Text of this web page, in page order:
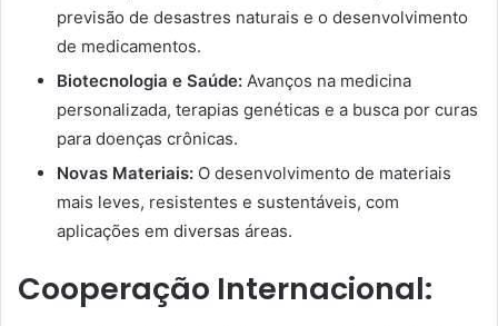
previsão de desastres naturais e o desenvolvimento
de medicamentos.
Biotecnologia e Saúde: Avanços na medicina
personalizada, terapias genéticas e a busca por curas
para doenças crônicas.
Novas Materiais: O desenvolvimento de materiais
mais leves, resistentes e sustentáveis, com
aplicações em diversas áreas.
Cooperação Internacional: